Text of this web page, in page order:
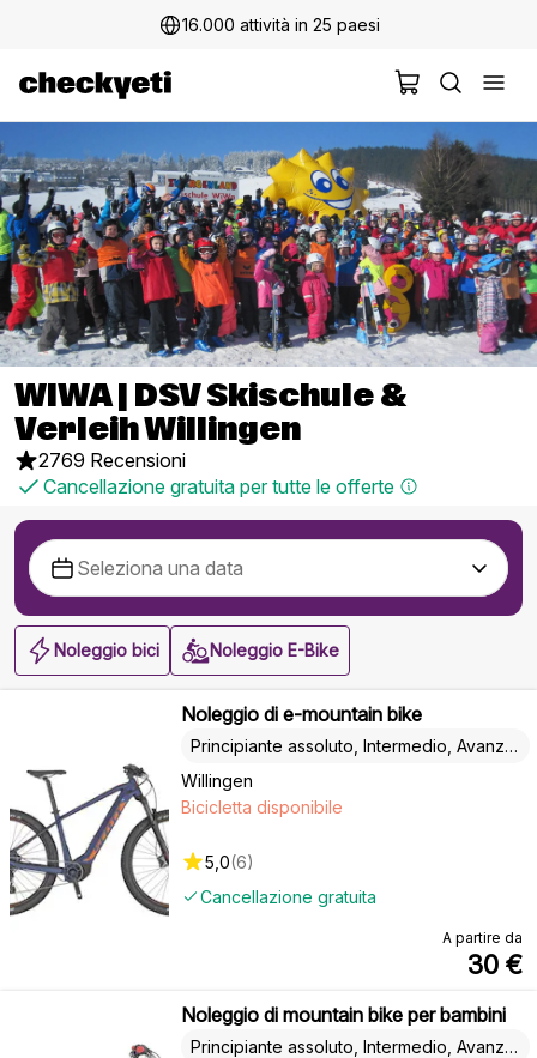
16.000 attività in 25 paesi
WIWA | DSV Skischule &
Verleih Willingen
2769 Recensioni
Cancellazione gratuita per tutte le offerte
Noleggio bici Noleggio E-Bike
Noleggio di e-mountain bike
Willingen
Principiante assoluto, Intermedio, Avanzato
Cancellazione gratuita
Bicicletta disponibile
5,0(6)
A partire da
30 €
Noleggio di mountain bike per bambini
Principiante assoluto, Intermedio, Avanzato